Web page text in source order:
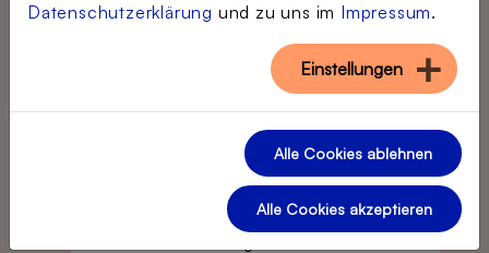
Einstieg in die Bedienung
und erste Schritte mit dem
Gerät
Bevor wir die vielfältigen
Möglichkeiten digitaler Medien auf
unseren Expeditionen entdecken
können, ist es zunächst wichtig, sich
Datenschutzerklärung und zu uns im Impressum.
Einstellungen
Alle Cookies ablehnen
Alle Cookies akzeptieren